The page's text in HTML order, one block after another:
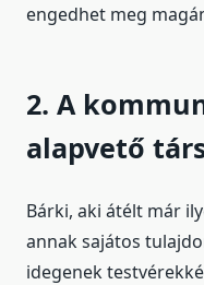
engedhet meg
2. A
alapvető
Bárki, aki átélt már
annak sajátos
idegenek